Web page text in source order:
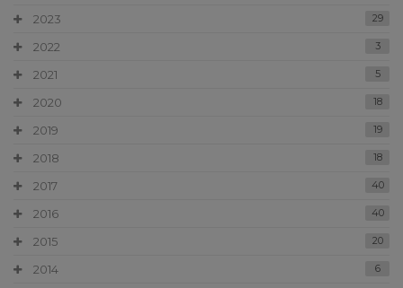
2023 29
2022 3
2021 5
2020 18
2019 19
2018 18
2017 40
2016 40
2015 20
2014 6